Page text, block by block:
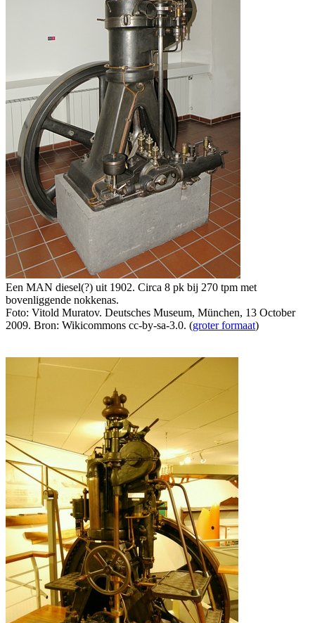
Een MAN diesel(?) uit 1902. Circa 8 pk bij 270 tpm met
bovenliggende nokkenas.
Foto: Vitold Muratov. Deutsches Museum, München, 13 October
2009. Bron: Wikicommons cc-by-sa-3.0. (groter formaat)